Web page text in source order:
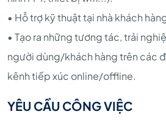
• Hỗ trợ kỹ thuật tại nhà khách
• Tạo ra những tương tác, trải
người dùng/khách hàng trên các
kênh tiếp xúc online/offline.
YÊU CẦU CÔNG VIỆC